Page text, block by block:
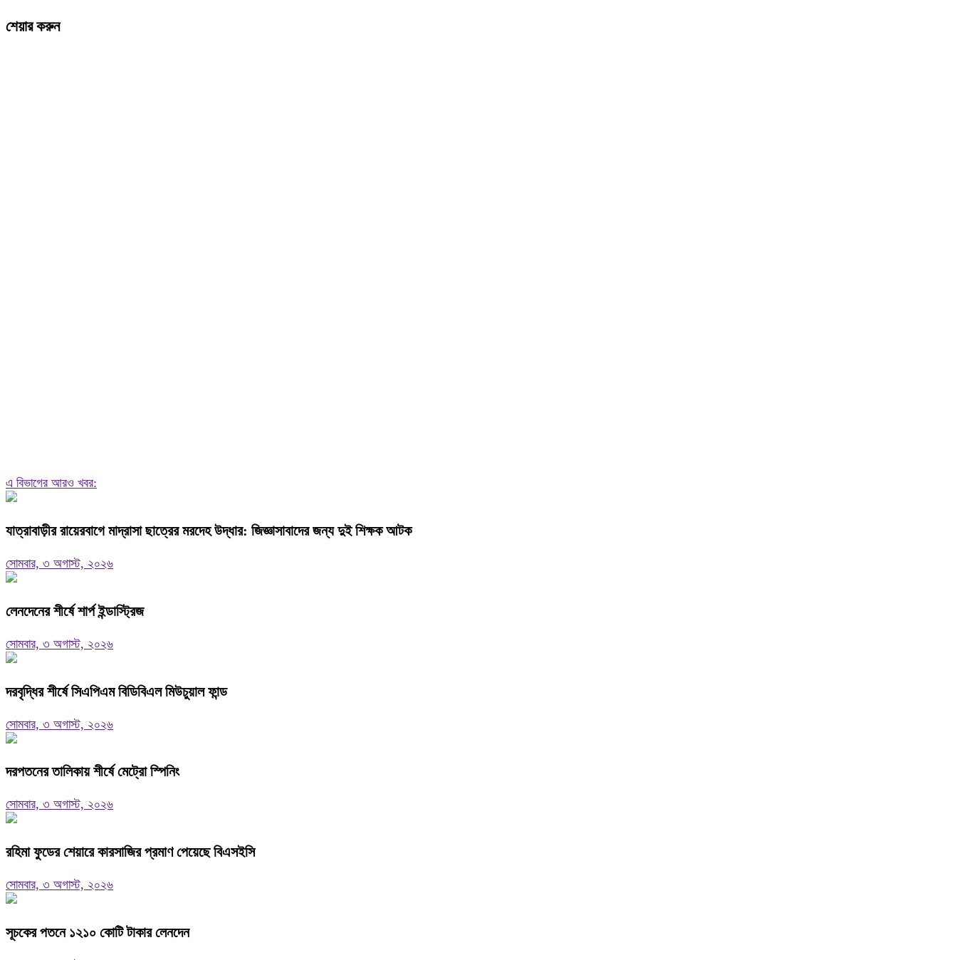
শেয়ার করুন
এ বিভাগের আরও খবর:
যাত্রাবাড়ীর রায়েরবাগে মাদ্রাসা ছাত্রের মরদেহ উদ্ধার: জিজ্ঞাসাবাদের জন্য দুই শিক্ষক আটক
সোমবার, ৩ অগাস্ট, ২০২৬
লেনদেনের শীর্ষে শার্প ইন্ডাস্ট্রিজ
সোমবার, ৩ অগাস্ট, ২০২৬
দরবৃদ্ধির শীর্ষে সিএপিএম বিডিবিএল মিউচুয়াল ফান্ড
সোমবার, ৩ অগাস্ট, ২০২৬
দরপতনের তালিকায় শীর্ষে মেট্রো স্পিনিং
সোমবার, ৩ অগাস্ট, ২০২৬
রহিমা ফুডের শেয়ারে কারসাজির প্রমাণ পেয়েছে বিএসইসি
সোমবার, ৩ অগাস্ট, ২০২৬
সূচকের পতনে ১২১০ কোটি টাকার লেনদেন